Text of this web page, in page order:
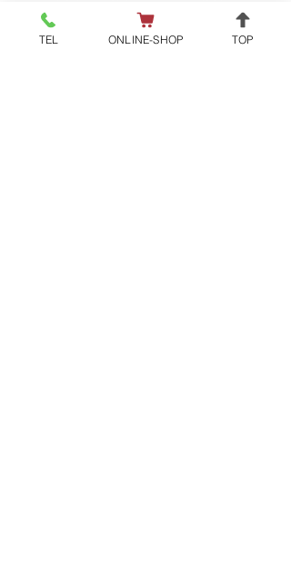
に適応されます。
・当店製品は、日本国外へ移動さ
TEL ONLINE-SHOP TOP